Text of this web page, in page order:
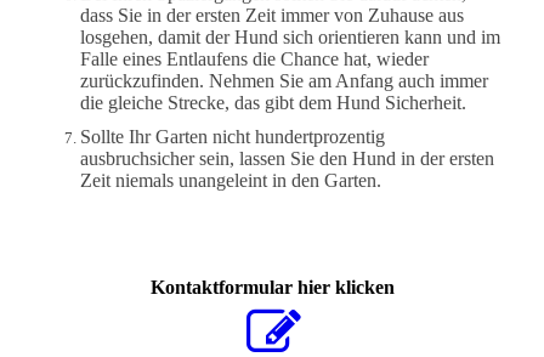
dass Sie in der ersten Zeit immer von Zuhause aus
losgehen, damit der Hund sich orientieren kann und im
Falle eines Entlaufens die Chance hat, wieder
zurückzufinden. Nehmen Sie am Anfang auch immer
die gleiche Strecke, das gibt dem Hund Sicherheit.
Sollte Ihr Garten nicht hundertprozentig
ausbruchsicher sein, lassen Sie den Hund in der ersten
Zeit niemals unangeleint in den Garten.
Kontaktformular hier klicken